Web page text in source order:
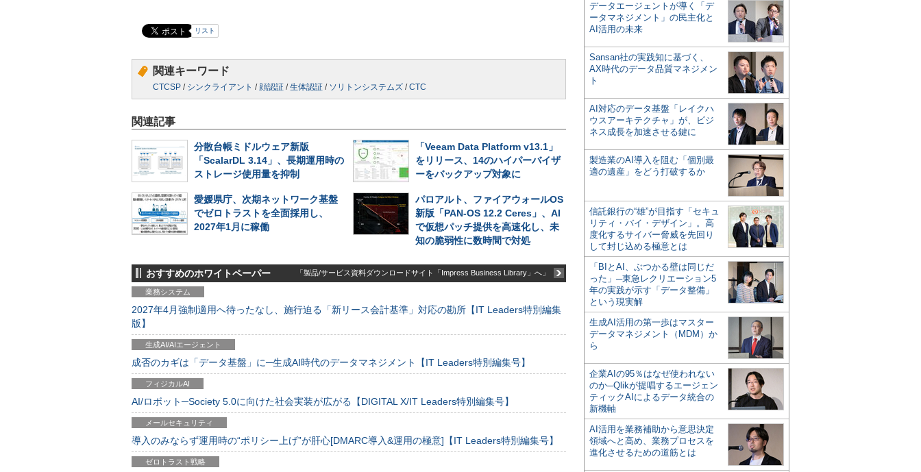
リスト
関連キーワード
CTCSP / シンクライアント / 顔認証 /生体認証 / ソリトンシステムズ /CTC
関連記事
分散台帳ミドルウェア新版
「ScalarDL 3.14」、長期運用時の
ストレージ使用量を抑制
「Veeam Data Platform v13.1」
をリリース、14のハイパーバイザ
ーをバックアップ対象に
愛媛県庁、次期ネットワーク基盤
でゼロトラストを全面採用し、
2027年1月に稼働
パロアルト、ファイアウォールOS
新版「PAN-OS 12.2 Ceres」、AI
で仮想パッチ提供を高速化し、未
知の脆弱性に数時間で対処
おすすめのホワイトペーパー 「製品/サービス資料ダウンロードサイト「Impress Business Library」へ」
業務システム
2027年4月強制適用へ待ったなし、施行迫る「新リース会計基準」対応の勘所【IT Leaders特別編集
版】
生成AI/AIエージェント
成否のカギは「データ基盤」に─生成AI時代のデータマネジメント【IT Leaders特別編集号】
フィジカルAI
AI/ロボット─Society 5.0に向けた社会実装が広がる【DIGITAL X/IT Leaders特別編集号】
メールセキュリティ
導入のみならず運用時の“ポリシー上げ”が肝心[DMARC導入&運用の極意]【IT Leaders特別編集号】
ゼロトラスト戦略
データエージェントが導く「デ
ータマネジメント」の民主化と
AI活用の未来
Sansan社の実践知に基づく、
AX時代のデータ品質マネジメン
ト
AI対応のデータ基盤「レイクハ
ウスアーキテクチャ」が、ビジ
ネス成長を加速させる鍵に
製造業のAI導入を阻む「個別最
適の遺産」をどう打破するか
信託銀行の“雄”が目指す「セキュ
リティ・バイ・デザイン」。高
度化するサイバー脅威を先回り
して封じ込める極意とは
「BIとAI、ぶつかる壁は同じだ
った」─東急レクリエーション5
年の実践が示す「データ整備」
という現実解
生成AI活用の第一歩はマスター
データマネジメント（MDM）か
ら
企業AIの95％はなぜ使われない
のか─Qlikが提唱するエージェン
ティックAIによるデータ統合の
新機軸
AI活用を業務補助から意思決定
領域へと高め、業務プロセスを
進化させるための道筋とは